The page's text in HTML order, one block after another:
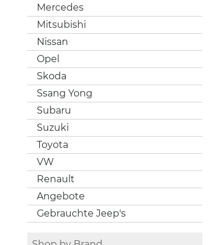
Mercedes
Mitsubishi
Nissan
Opel
Skoda
Ssang Yong
Subaru
Suzuki
Toyota
VW
Renault
Angebote
Gebrauchte Jeep's